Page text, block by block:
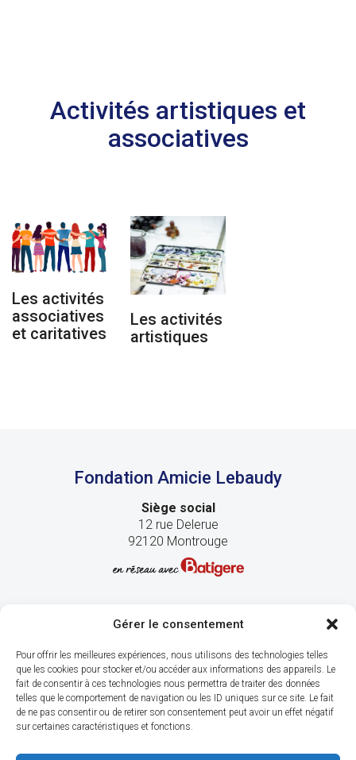
Gérer le consentement
Pour offrir les meilleures expériences, nous utilisons des technologies telles
que les cookies pour stocker et/ou accéder aux informations des appareils. Le
fait de consentir à ces technologies nous permettra de traiter des données
telles que le comportement de navigation ou les ID uniques sur ce site. Le fait
de ne pas consentir ou de retirer son consentement peut avoir un effet négatif
sur certaines caractéristiques et fonctions.
Activités artistiques et
associatives
Les activités
associatives
et caritatives
Les activités
artistiques
Fondation Amicie Lebaudy
Siège social
12 rue Delerue
92120 Montrouge